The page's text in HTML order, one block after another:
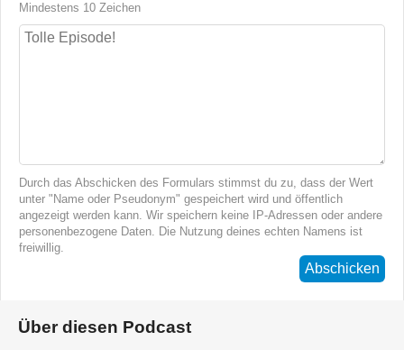
Mindestens 10 Zeichen
Durch das Abschicken des Formulars stimmst du zu, dass der Wert
unter "Name oder Pseudonym" gespeichert wird und öffentlich
angezeigt werden kann. Wir speichern keine IP-Adressen oder andere
personenbezogene Daten. Die Nutzung deines echten Namens ist
freiwillig.
Abschicken
Über diesen Podcast